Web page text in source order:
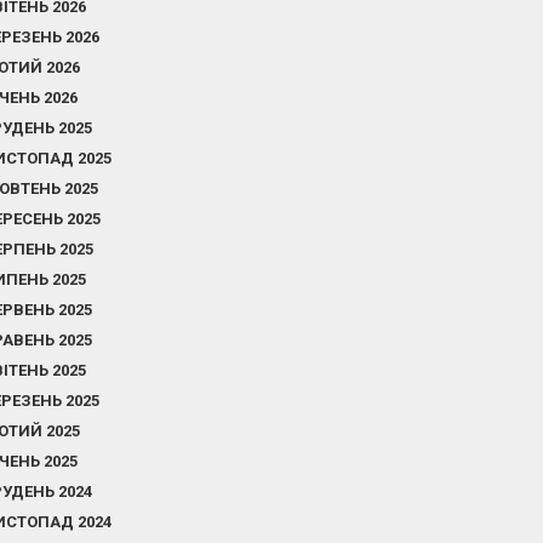
2026
2026
2026
2026
2025
2025
2025
2025
2025
2025
2025
2025
2025
2025
2025
2025
2024
2024